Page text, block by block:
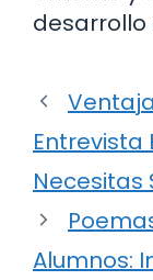
desarrollo
Entrevista
Necesitas
Alumnos: